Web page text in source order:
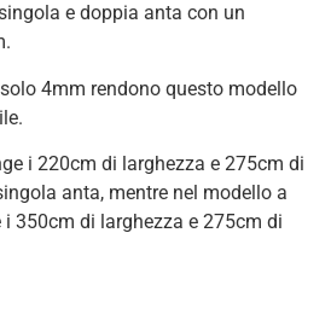
e doppia anta con un
4mm rendono questo modello
i 220cm di larghezza e 275cm di
anta, mentre nel modello a
350cm di larghezza e 275cm di